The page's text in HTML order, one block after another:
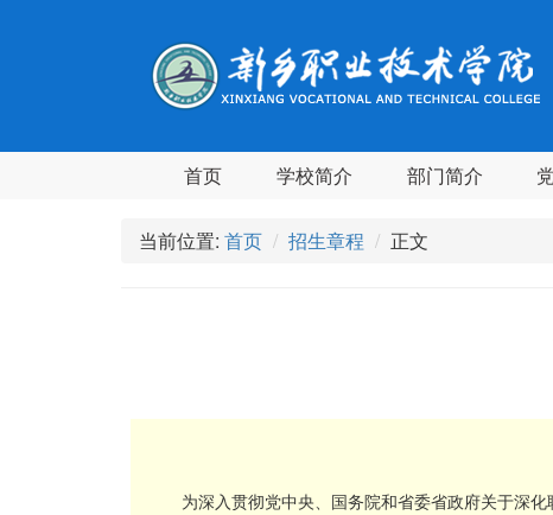
首页 学校简介 部门简介
当前位置: 首页 招生章程 正文
为深入贯彻党中央、国务院和省委省政府关于深